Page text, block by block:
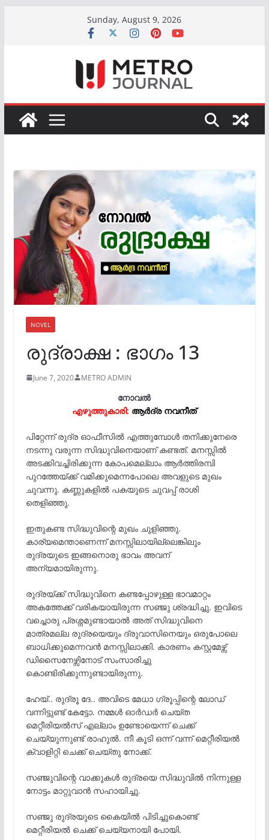
Sunday, August 9, 2026
NOVEL
രുദ്രാക്ഷ : ഭാഗം 13
June 7, 2020 METRO ADMIN
നോവൽ
എഴുത്തുകാരി: ആർദ്ര നവനീത്‌
പിറ്റേന്ന് രുദ്ര ഓഫീസിൽ എത്തുമ്പോൾ തനിക്കുനേരെ
നടന്നു വരുന്ന സിദ്ധുവിനെയാണ് കണ്ടത്. മനസ്സിൽ
അടക്കിവച്ചിരിക്കുന്ന കോപമെല്ലാം ആർത്തിരമ്പി
പുറത്തേയ്ക്ക് വമിക്കുമെന്നപോലെ അവളുടെ മുഖം
ചുവന്നു. കണ്ണുകളിൽ പകയുടെ ചുവപ്പ് രാശി
തെളിഞ്ഞു.
ഇതുകണ്ട സിദ്ധുവിന്റെ മുഖം ചുളിഞ്ഞു.
കാര്യമെന്താണെന്ന് മനസ്സിലായില്ലെങ്കിലും
രുദ്രയുടെ ഇങ്ങനൊരു ഭാവം അവന്
അന്യമായിരുന്നു.
രുദ്രയ്ക്ക് സിദ്ധുവിനെ കണ്ടപ്പോഴുള്ള ഭാവമാറ്റം
അകത്തേക്ക് വരികയായിരുന്ന സഞ്ജു ശ്രദ്ധിച്ചു. ഇവിടെ
വച്ചൊരു പ്രശ്നമുണ്ടായാൽ അത് സിദ്ധുവിനെ
മാത്രമല്ല രുദ്രയെയും ദ്രുവാസിനെയും ഒരുപോലെ
ബാധിക്കുമെന്നവൻ മനസ്സിലാക്കി. കാരണം കസ്റ്റമേഴ്സ്
ഡിസൈനേഴ്സിനോട് സംസാരിച്ചു
കൊണ്ടിരിക്കുന്നുണ്ടായിരുന്നു.
ഹേയ്.. രുദ്രൂ ദേ.. അവിടെ മേധാ ഗ്രൂപ്പിന്റെ ലോഡ്
വന്നിട്ടുണ്ട് കേട്ടോ. നമ്മൾ ഓർഡർ ചെയ്ത
മെറ്റീരിയൽസ് എല്ലാം ഉണ്ടോയെന്ന് ചെക്ക്
ചെയ്യുന്നുണ്ട് രാഹുൽ. നീ കൂടി ഒന്ന് വന്ന് മെറ്റീരിയൽ
ക്വാളിറ്റി ചെക്ക് ചെയ്തു നോക്ക്.
സഞ്ജുവിന്റെ വാക്കുകൾ രുദ്രയെ സിദ്ധുവിൽ നിന്നുള്ള
നോട്ടം മാറ്റുവാൻ സഹായിച്ചു.
സഞ്ജു രുദ്രയുടെ കൈയിൽ പിടിച്ചുകൊണ്ട്
മെറ്റീരിയൽ ചെക്ക് ചെയ്യനായി പോയി.